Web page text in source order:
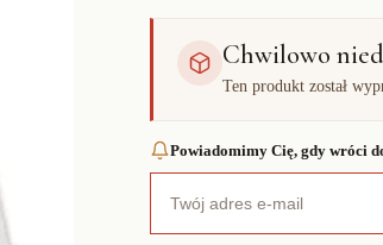
Chwilowo
Ten produkt został
Powiadomimy Cię, gdy wróci